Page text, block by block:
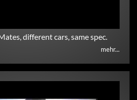
different cars, same spec.
mehr...